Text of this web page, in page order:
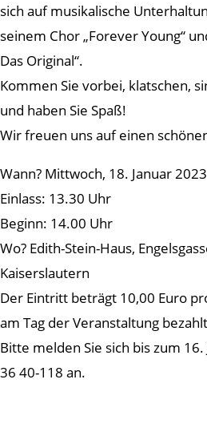
sich auf musikalische
seinem Chor „Forever Young“
Das Original“.
Kommen Sie vorbei, klatschen,
und haben Sie Spaß!
Wir freuen uns auf einen
Wann? Mittwoch, 18. Januar 2023
Einlass: 13.30 Uhr
Beginn: 14.00 Uhr
Wo? Edith-Stein-Haus,
Kaiserslautern
Der Eintritt beträgt 10,00 Euro
am Tag der Veranstaltung
Bitte melden Sie sich bis zum
36 40-118 an.